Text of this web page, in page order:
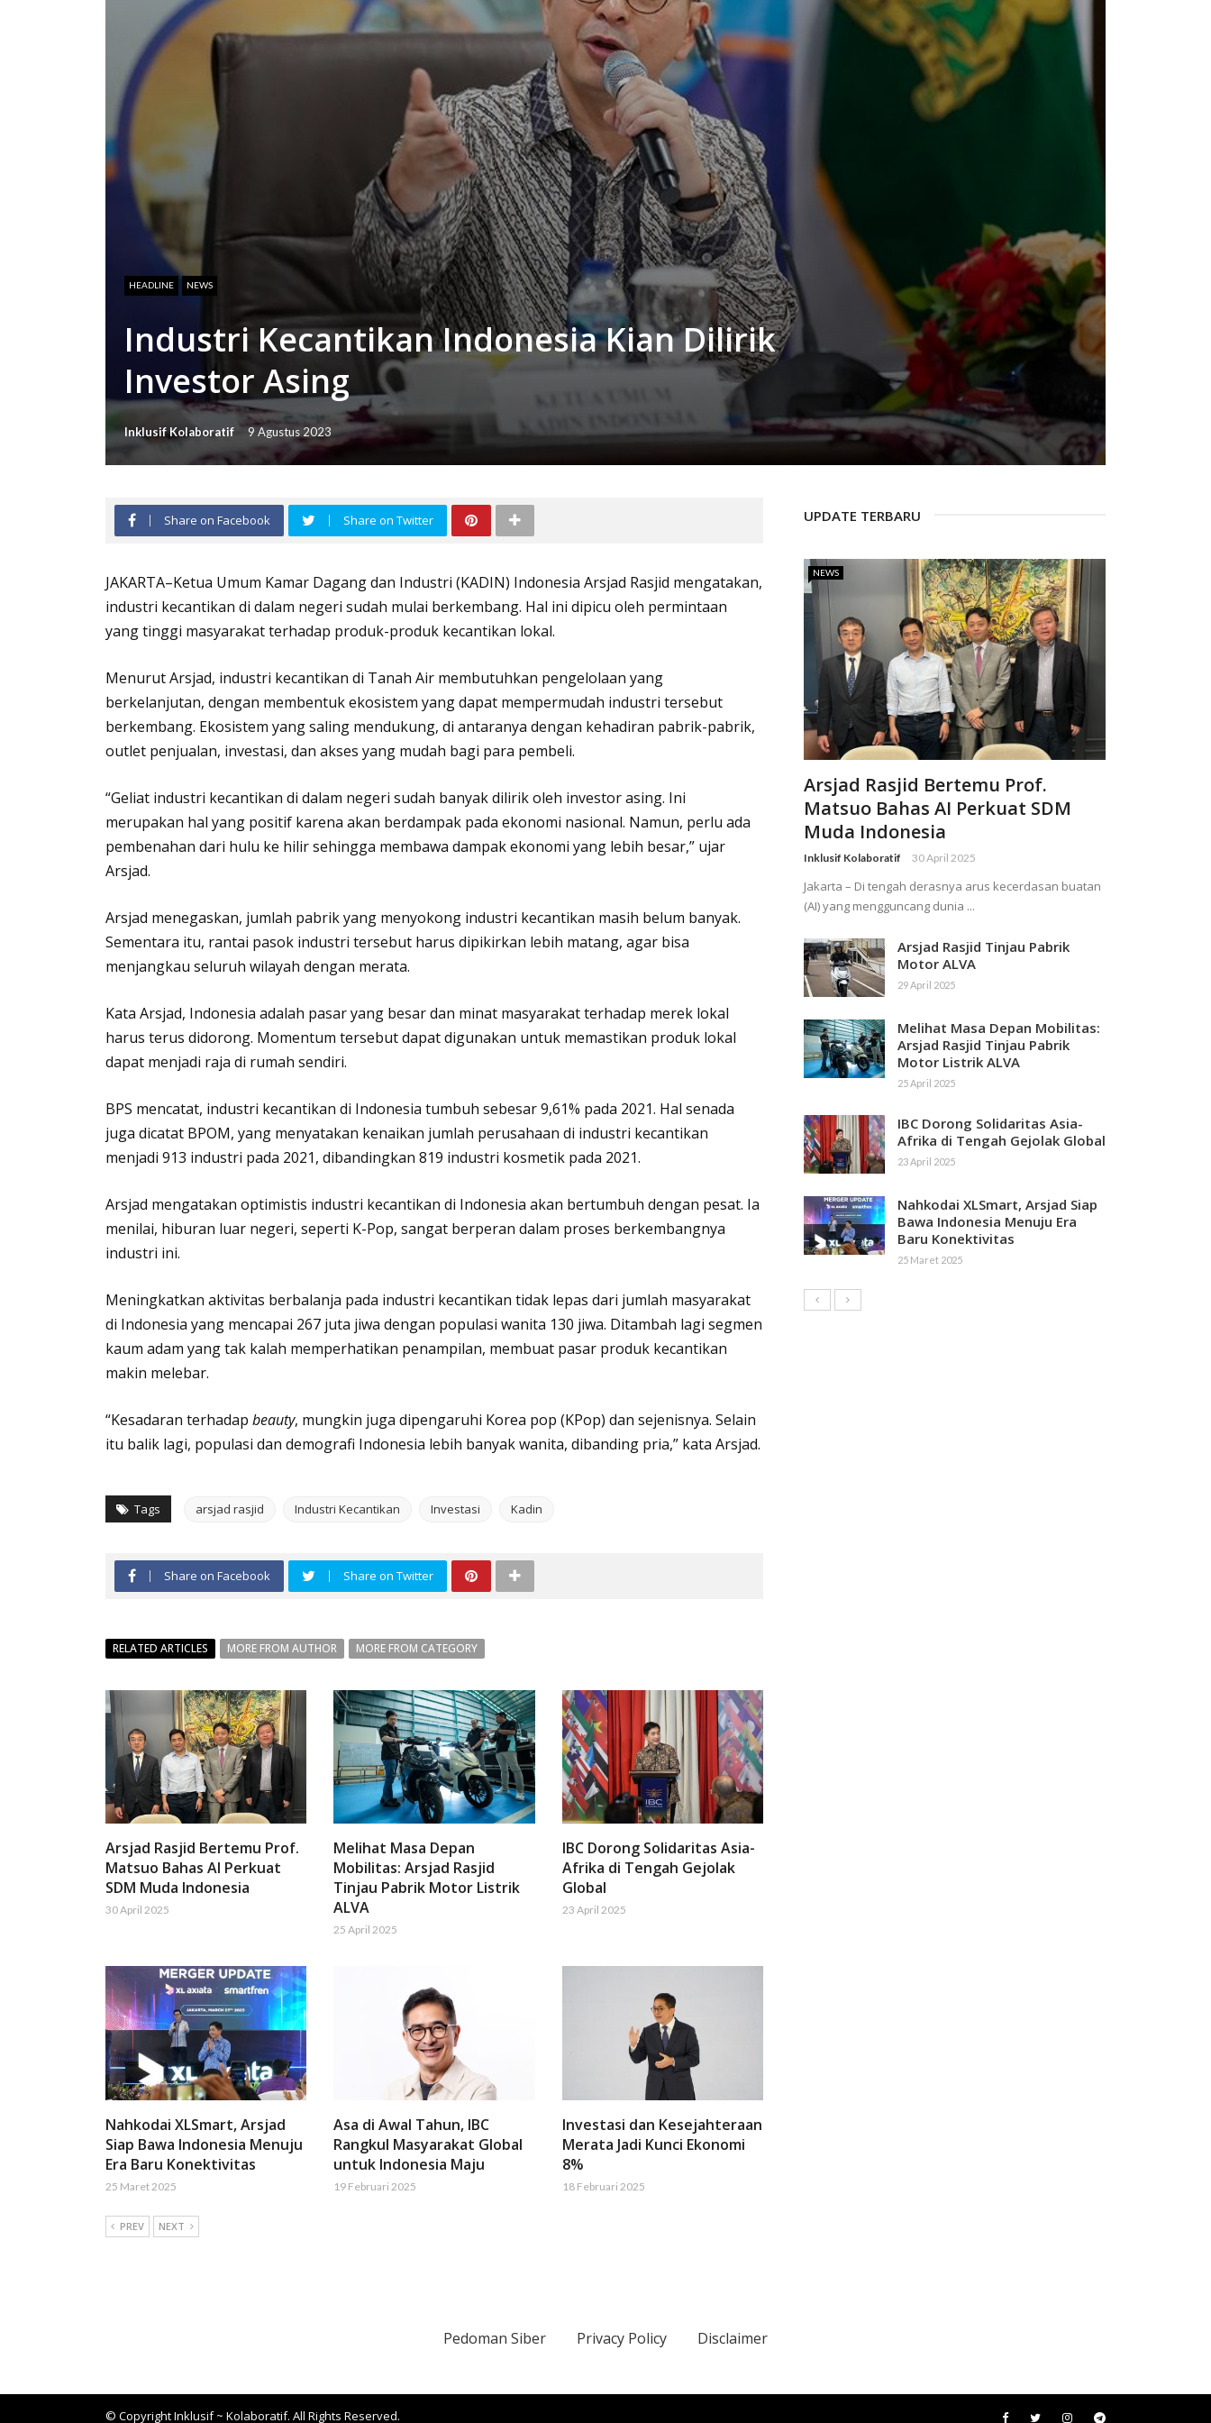
HEADLINE NEWS
Industri Kecantikan Indonesia Kian Dilirik
Investor Asing
Inklusif Kolaboratif 9 Agustus 2023
Share on Facebook Share on Twitter
JAKARTA–Ketua Umum Kamar Dagang dan Industri (KADIN) Indonesia Arsjad Rasjid mengatakan,
industri kecantikan di dalam negeri sudah mulai berkembang. Hal ini dipicu oleh permintaan
yang tinggi masyarakat terhadap produk-produk kecantikan lokal.
Menurut Arsjad, industri kecantikan di Tanah Air membutuhkan pengelolaan yang
berkelanjutan, dengan membentuk ekosistem yang dapat mempermudah industri tersebut
berkembang. Ekosistem yang saling mendukung, di antaranya dengan kehadiran pabrik-pabrik,
outlet penjualan, investasi, dan akses yang mudah bagi para pembeli.
“Geliat industri kecantikan di dalam negeri sudah banyak dilirik oleh investor asing. Ini
merupakan hal yang positif karena akan berdampak pada ekonomi nasional. Namun, perlu ada
pembenahan dari hulu ke hilir sehingga membawa dampak ekonomi yang lebih besar,” ujar
Arsjad.
Arsjad menegaskan, jumlah pabrik yang menyokong industri kecantikan masih belum banyak.
Sementara itu, rantai pasok industri tersebut harus dipikirkan lebih matang, agar bisa
menjangkau seluruh wilayah dengan merata.
Kata Arsjad, Indonesia adalah pasar yang besar dan minat masyarakat terhadap merek lokal
harus terus didorong. Momentum tersebut dapat digunakan untuk memastikan produk lokal
dapat menjadi raja di rumah sendiri.
BPS mencatat, industri kecantikan di Indonesia tumbuh sebesar 9,61% pada 2021. Hal senada
juga dicatat BPOM, yang menyatakan kenaikan jumlah perusahaan di industri kecantikan
menjadi 913 industri pada 2021, dibandingkan 819 industri kosmetik pada 2021.
Arsjad mengatakan optimistis industri kecantikan di Indonesia akan bertumbuh dengan pesat. Ia
menilai, hiburan luar negeri, seperti K-Pop, sangat berperan dalam proses berkembangnya
industri ini.
Meningkatkan aktivitas berbalanja pada industri kecantikan tidak lepas dari jumlah masyarakat
di Indonesia yang mencapai 267 juta jiwa dengan populasi wanita 130 jiwa. Ditambah lagi segmen
kaum adam yang tak kalah memperhatikan penampilan, membuat pasar produk kecantikan
makin melebar.
“Kesadaran terhadap beauty, mungkin juga dipengaruhi Korea pop (KPop) dan sejenisnya. Selain
itu balik lagi, populasi dan demografi Indonesia lebih banyak wanita, dibanding pria,” kata Arsjad.
Tags arsjad rasjid Industri Kecantikan Investasi Kadin
Share on Facebook Share on Twitter
RELATED ARTICLES MORE FROM AUTHOR MORE FROM CATEGORY
Arsjad Rasjid Bertemu Prof.
Matsuo Bahas AI Perkuat
SDM Muda Indonesia
30 April 2025
Melihat Masa Depan
Mobilitas: Arsjad Rasjid
Tinjau Pabrik Motor Listrik
ALVA
25 April 2025
IBC Dorong Solidaritas Asia-
Afrika di Tengah Gejolak
Global
23 April 2025
Nahkodai XLSmart, Arsjad
Siap Bawa Indonesia Menuju
Era Baru Konektivitas
25 Maret 2025
Asa di Awal Tahun, IBC
Rangkul Masyarakat Global
untuk Indonesia Maju
19 Februari 2025
Investasi dan Kesejahteraan
Merata Jadi Kunci Ekonomi
8%
18 Februari 2025
PREV NEXT
UPDATE TERBARU
NEWS
Arsjad Rasjid Bertemu Prof.
Matsuo Bahas AI Perkuat SDM
Muda Indonesia
Inklusif Kolaboratif 30 April 2025
Jakarta – Di tengah derasnya arus kecerdasan buatan
(AI) yang mengguncang dunia ...
Arsjad Rasjid Tinjau Pabrik
Motor ALVA
29 April 2025
Melihat Masa Depan Mobilitas:
Arsjad Rasjid Tinjau Pabrik
Motor Listrik ALVA
25 April 2025
IBC Dorong Solidaritas Asia-
Afrika di Tengah Gejolak Global
23 April 2025
Nahkodai XLSmart, Arsjad Siap
Bawa Indonesia Menuju Era
Baru Konektivitas
25 Maret 2025
Pedoman Siber Privacy Policy Disclaimer
© Copyright Inklusif ~ Kolaboratif. All Rights Reserved.